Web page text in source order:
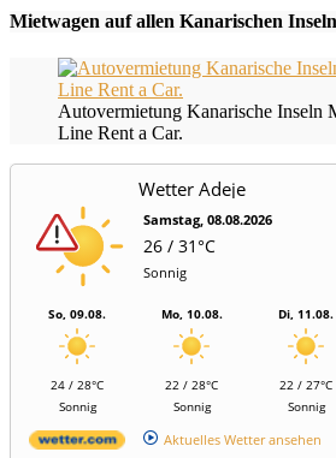
Mietwagen auf allen Kanarischen Inseln
Autovermietung Kanarische Inseln
Line Rent a Car.
Wetter Adeje
Samstag, 08.08.2026
26 / 31°C
Sonnig
So, 09.08.
24 / 28°C
Sonnig
Mo, 10.08.
22 / 28°C
Sonnig
Di, 11.08.
22 / 27°C
Sonnig
Aktuelles Wetter ansehen